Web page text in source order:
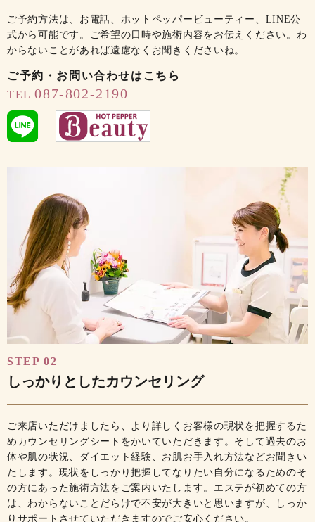
ご予約方法は、お電話、ホットペッパービューティー、LINE公
式から可能です。ご希望の日時や施術内容をお伝えください。わ
からないことがあれば遠慮なくお聞きくださいね。
ご予約・お問い合わせはこちら
TEL087-802-2190
STEP 02
しっかりとしたカウンセリング
ご来店いただけましたら、より詳しくお客様の現状を把握するた
めカウンセリングシートをかいていただきます。そして過去のお
体や肌の状況、ダイエット経験、お肌お手入れ方法などお聞きい
たします。現状をしっかり把握してなりたい自分になるためのそ
の方にあった施術方法をご案内いたします。エステが初めての方
は、わからないことだらけで不安が大きいと思いますが、しっか
りサポートさせていただきますのでご安心ください。